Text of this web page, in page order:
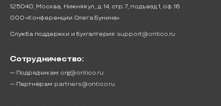
125040, Москва, Нижняя ул., д. 14, стр. 7, подъезд 1, оф. 16
ООО «Конференции Олега Бунина»
Служба поддержки и бухгалтерия: support@ontico.ru
Сотрудничество:
— Подрядчикам: org@ontico.ru
— Партнёрам: partners@ontico.ru